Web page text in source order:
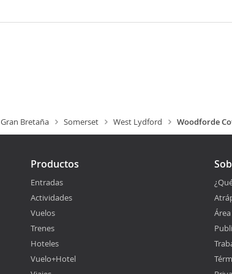
Gran Bretaña Somerset West Lydford Woodforde
Productos
Entradas
Actividades
Vuelos
Trenes
Hoteles
Vuelo+Hotel